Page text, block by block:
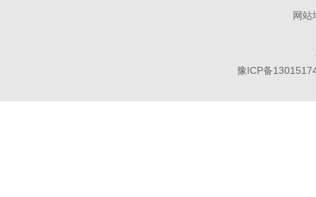
网站
豫ICP备